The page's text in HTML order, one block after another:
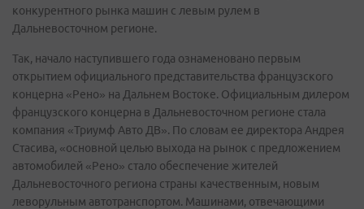
конкурентного рынка машин с левым рулем в
Дальневосточном регионе.
Так, начало наступившего года ознаменовано первым
открытием официального представительства французского
концерна «Рено» на Дальнем Востоке. Официальным дилером
французского концерна в Дальневосточном регионе стала
компания «Триумф Авто ДВ». По словам ее директора Андрея
Стасива, «основной целью выхода на рынок с предложением
автомобилей «Рено» стало обеспечение жителей
Дальневосточного региона страны качественным, новым
леворульным автотранспортом. Машинами, отвечающими